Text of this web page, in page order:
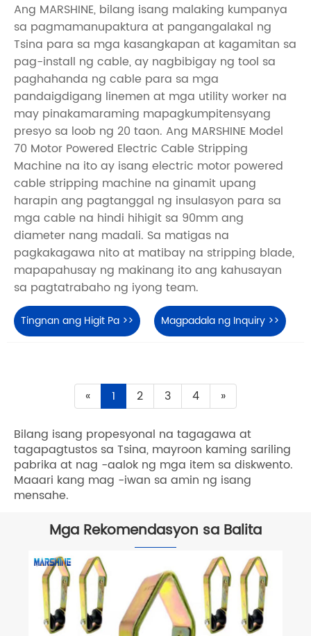
Ang MARSHINE, bilang isang malaking kumpanya
sa pagmamanupaktura at pangangalakal ng
Tsina para sa mga kasangkapan at kagamitan sa
pag-install ng cable, ay nagbibigay ng tool sa
paghahanda ng cable para sa mga
pandaigdigang linemen at mga utility worker na
may pinakamaraming mapagkumpitensyang
presyo sa loob ng 20 taon. Ang MARSHINE Model
70 Motor Powered Electric Cable Stripping
Machine na ito ay isang electric motor powered
cable stripping machine na ginamit upang
harapin ang pagtanggal ng insulasyon para sa
mga cable na hindi hihigit sa 90mm ang
diameter nang madali. Sa matigas na
pagkakagawa nito at matibay na stripping blade,
mapapahusay ng makinang ito ang kahusayan
sa pagtatrabaho ng iyong team.
Tingnan ang Higit Pa >> Magpadala ng Inquiry >>
« 1 2 3 4 »
Bilang isang propesyonal na tagagawa at
tagapagtustos sa Tsina, mayroon kaming sariling
pabrika at nag -aalok ng mga item sa diskwento.
Maaari kang mag -iwan sa amin ng isang
mensahe.
Mga Rekomendasyon sa Balita
Ano ang marshine helicopter cable
stringing block?